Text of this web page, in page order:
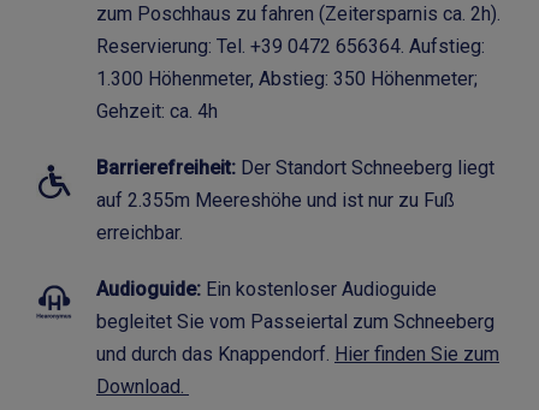
zum Poschhaus zu fahren (Zeitersparnis ca. 2h).
Reservierung: Tel. +39 0472 656364. Aufstieg:
1.300 Höhenmeter, Abstieg: 350 Höhenmeter;
Gehzeit: ca. 4h
Barrierefreiheit: Der Standort Schneeberg liegt
auf 2.355m Meereshöhe und ist nur zu Fuß
erreichbar.
Audioguide: Ein kostenloser Audioguide
begleitet Sie vom Passeiertal zum Schneeberg
und durch das Knappendorf. Hier finden Sie zum
Download.